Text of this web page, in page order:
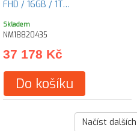
FHD / 16GB / 1T…
Skladem
NM18820435
37 178 Kč
Do košíku
Načíst dalších